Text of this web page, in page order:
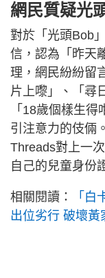
網民質疑光
對於「光頭Bob
信，認為「昨天
理，網民紛紛留
片上嚟」、「尋
「18歲個樣生
引注意力的伎倆
Threads對上一
自己的兒童身份
相關閱讀：
「白
出位劣行 破壞黃